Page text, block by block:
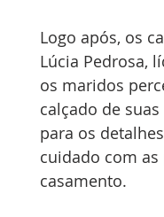
Logo após, os
Lúcia Pedrosa,
os maridos
calçado de
para os
cuidado com as
casamento.